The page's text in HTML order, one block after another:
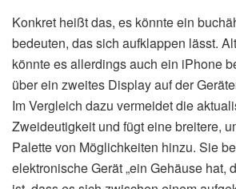
Konkret heißt das, es könnte ein
bedeuten, das sich aufklappen lässt.
könnte es allerdings auch ein iPhone
über ein zweites Display auf der
Im Vergleich dazu vermeidet die
Zweideutigkeit und fügt eine breitere,
Palette von Möglichkeiten hinzu. Sie
elektronische Gerät „ein Gehäuse hat,